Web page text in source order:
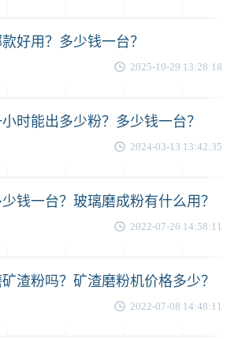
好用？多少钱一台？
2025-10-29 13:28:18
时能出多少粉？多少钱一台？
2024-03-13 13:42:35
钱一台？玻璃磨成粉有什么用？
2022-07-26 14:58:11
渣粉吗？矿渣磨粉机价格多少？
2022-07-08 14:48:11